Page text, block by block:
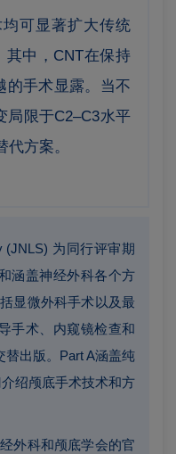
可显著扩大传统
其中，CNT在保持
手术显露。 当不
局限于C2–C3水平
方案。
(JNLS) 为同行评审期
涵盖神经外科各个方
显微外科手术以及最
手术、内窥镜检查和
替出版。Part A涵盖纯
绍颅底手术技术和方
外科和颅底学会的官